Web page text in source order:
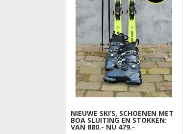
NIEUWE SKI’S, SCHOENEN MET
BOA SLUITING EN STOKKEN:
VAN 880.- NU 479.-